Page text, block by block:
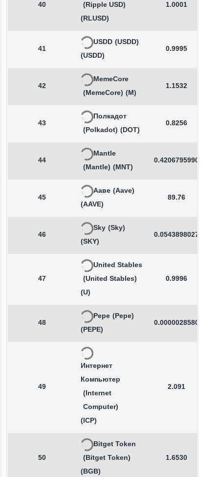
40
(Ripple USD)
(RLUSD)
1.0001
41
USDD (USDD)
(USDD)
0.9995
42
MemeCore
(MemeCore) (M)
1.1532
43
Полкадот
(Polkadot) (DOT)
0.8256
44
Mantle
(Mantle) (MNT)
0.4206795990
45
Ааве (Aave)
(AAVE)
89.76
46
Sky (Sky)
(SKY)
0.0543898027
47
United Stables
(United Stables)
(U)
0.9996
48
Pepe (Pepe)
(PEPE)
0.0000028580
49
Интернет
Компьютер
(Internet
Computer)
(ICP)
2.091
50
Bitget Token
(Bitget Token)
(BGB)
1.6530